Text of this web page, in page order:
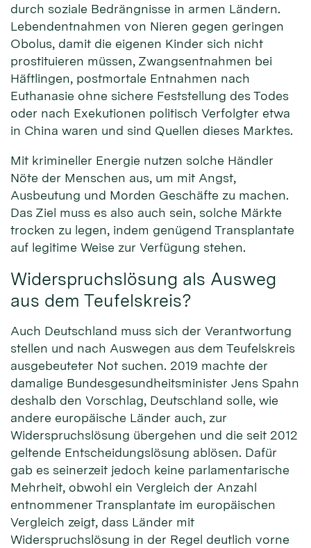
durch soziale Bedrängnisse in armen Ländern.
Lebendentnahmen von Nieren gegen geringen
Obolus, damit die eigenen Kinder sich nicht
prostituieren müssen, Zwangsentnahmen bei
Häftlingen, postmortale Entnahmen nach
Euthanasie ohne sichere Feststellung des Todes
oder nach Exekutionen politisch Verfolgter etwa
in China waren und sind Quellen dieses Marktes.
Mit krimineller Energie nutzen solche Händler
Nöte der Menschen aus, um mit Angst,
Ausbeutung und Morden Geschäfte zu machen.
Das Ziel muss es also auch sein, solche Märkte
trocken zu legen, indem genügend Transplantate
auf legitime Weise zur Verfügung stehen.
Widerspruchslösung als Ausweg
aus dem Teufelskreis?
Auch Deutschland muss sich der Verantwortung
stellen und nach Auswegen aus dem Teufelskreis
ausgebeuteter Not suchen. 2019 machte der
damalige Bundesgesundheitsminister Jens Spahn
deshalb den Vorschlag, Deutschland solle, wie
andere europäische Länder auch, zur
Widerspruchslösung übergehen und die seit 2012
geltende Entscheidungslösung ablösen. Dafür
gab es seinerzeit jedoch keine parlamentarische
Mehrheit, obwohl ein Vergleich der Anzahl
entnommener Transplantate im europäischen
Vergleich zeigt, dass Länder mit
Widerspruchslösung in der Regel deutlich vorne